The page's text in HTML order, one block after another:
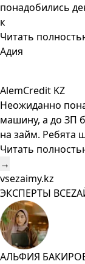
понадобились
к
Читать
Адия
AlemCredit KZ
Неожиданно
машину, а до ЗП
на займ. Ребята
Читать
→
vsezaimy.kz
ЭКСПЕРТЫ
АЛЬФИЯ